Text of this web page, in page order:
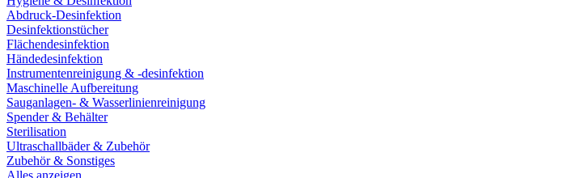
Abdruck-Desinfektion
Desinfektionstücher
Flächendesinfektion
Händedesinfektion
Instrumentenreinigung & -desinfektion
Maschinelle Aufbereitung
Sauganlagen- & Wasserlinienreinigung
Spender & Behälter
Sterilisation
Ultraschallbäder & Zubehör
Zubehör & Sonstiges
Alles anzeigen